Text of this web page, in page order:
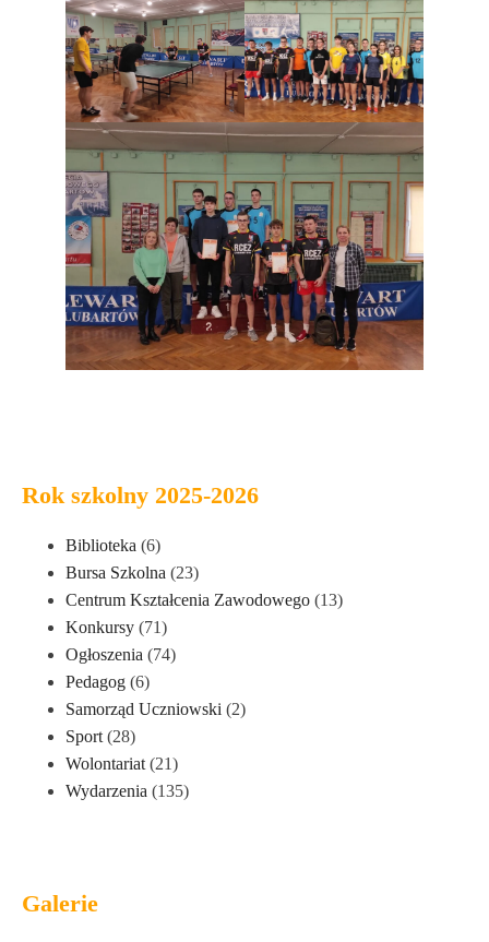
Rok szkolny 2025-2026
Biblioteka (6)
Bursa Szkolna (23)
Centrum Kształcenia Zawodowego (13)
Konkursy (71)
Ogłoszenia (74)
Pedagog (6)
Samorząd Uczniowski (2)
Sport (28)
Wolontariat (21)
Wydarzenia (135)
Galerie